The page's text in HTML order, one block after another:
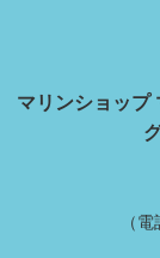
マリンショップ
（